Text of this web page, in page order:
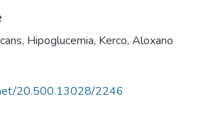
, Hipoglucemia, Kerco, Aloxano
20.500.13028/2246